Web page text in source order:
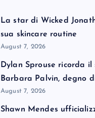
La star di Wicked
sua skincare routine
August 7, 2026
Dylan Sprouse ricorda il
Barbara Palvin, degno
August 7, 2026
Shawn Mendes